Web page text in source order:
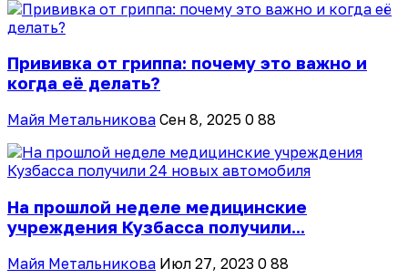
Прививка от гриппа: почему это важно и
когда её делать?
Майя Метальникова Сен 8, 2025 0 88
На прошлой неделе медицинские
учреждения Кузбасса получили...
Майя Метальникова Июл 27, 2023 0 88